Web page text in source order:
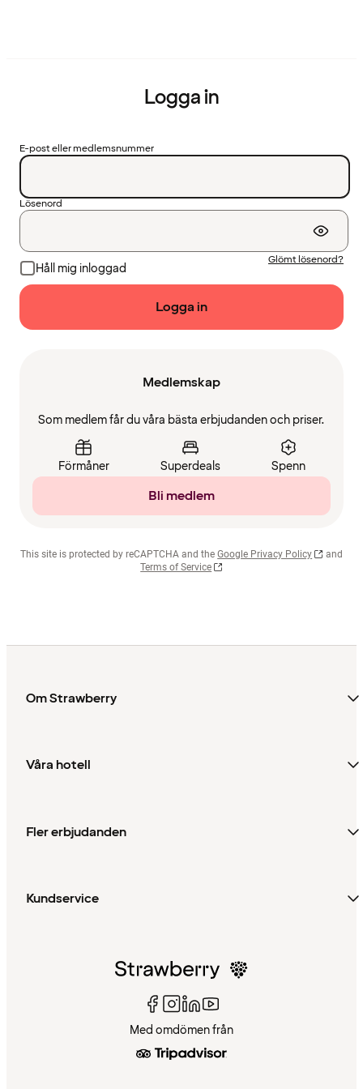
Logga in
E-post eller medlemsnummer
Lösenord
Håll mig inloggad
Glömt lösenord?
Logga in
Medlemskap
Som medlem får du våra bästa erbjudanden och priser.
Förmåner Superdeals Spenn
Bli medlem
This site is protected by reCAPTCHA and the Google Privacy Policy
and
Terms of Service
Om Strawberry
Våra hotell
Fler erbjudanden
Kundservice
Med omdömen från